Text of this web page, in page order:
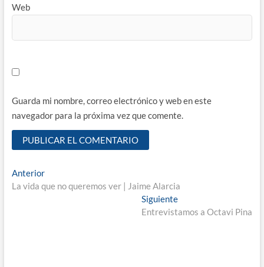
Web
Guarda mi nombre, correo electrónico y web en este
navegador para la próxima vez que comente.
Navegación
de
AnteriorEntrada
anterior:
La vida que no queremos ver | Jaime Alarcia
SiguienteEntrada
siguiente:
Entrevistamos a Octavi Pina